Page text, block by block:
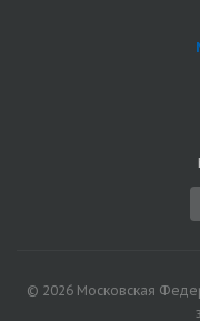
© 2026 Московская